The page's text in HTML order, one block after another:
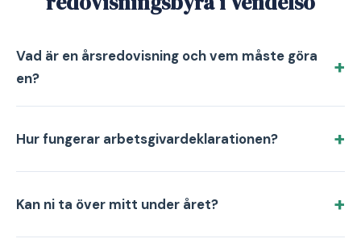
Vad är en årsredovisning och vem måste göra
en?
Hur fungerar arbetsgivardeklarationen?
Kan ni ta över mitt under året?